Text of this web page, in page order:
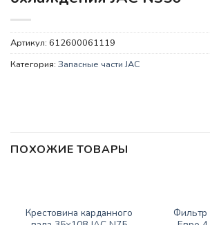
Артикул: 612600061119
Категория: Запасные части JAC
ПОХОЖИЕ ТОВАРЫ
Крестовина карданного
Фильтр